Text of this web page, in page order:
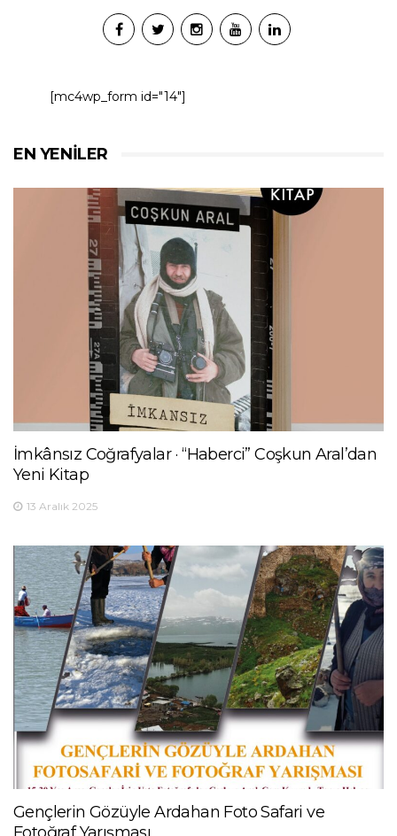
[mc4wp_form id="14"]
EN YENILER
İmkânsız Coğrafyalar · “Haberci” Coşkun Aral’dan
Yeni Kitap
13 Aralık 2025
Gençlerin Gözüyle Ardahan Foto Safari ve